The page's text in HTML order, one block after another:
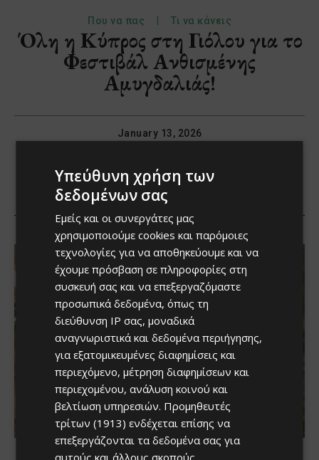
Υπεύθυνη χρήση των
δεδομένων σας
Εμείς και οι συνεργάτες μας
χρησιμοποιούμε cookies και παρόμοιες
τεχνολογίες για να αποθηκεύουμε και να
έχουμε πρόσβαση σε πληροφορίες στη
συσκευή σας και να επεξεργαζόμαστε
προσωπικά δεδομένα, όπως τη
διεύθυνση IP σας, μοναδικά
αναγνωριστικά και δεδομένα περιήγησης,
για εξατομικευμένες διαφημίσεις και
περιεχόμενο, μέτρηση διαφημίσεων και
περιεχομένου, ανάλυση κοινού και
βελτίωση υπηρεσιών. Προμηθευτές
τρίτων (1913) ενδέχεται επίσης να
επεξεργάζονται τα δεδομένα σας για
αυτούς και άλλους σκοπούς,